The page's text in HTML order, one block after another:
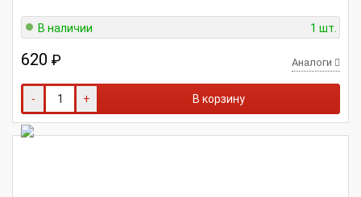
В наличии 1 шт.
620 ₽ Аналоги
- + В корзину